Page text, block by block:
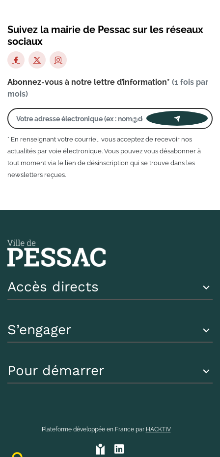
Suivez la mairie de Pessac sur les réseaux
sociaux
Abonnez-vous à notre lettre d’information* (1 fois par
mois)
* En renseignant votre courriel, vous acceptez de recevoir nos
actualités par voie électronique. Vous pouvez vous désabonner à
tout moment via le lien de désinscription qui se trouve dans les
newsletters reçues.
Accès directs
S’engager
Pour démarrer
Plateforme développée en France par HACKTIV